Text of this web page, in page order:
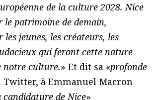
de la culture 2028. Nice
le patrimoine de demain,
les jeunes, les créateurs, les
qui feront cette nature
culture.» Et dit sa «profonde
Twitter, à Emmanuel Macron
de Nice»